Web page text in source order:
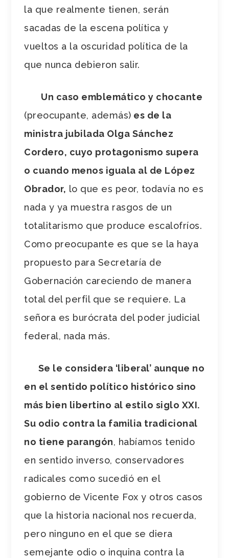
la que realmente tienen, serán
sacadas de la escena política y
vueltos a la oscuridad política de la
que nunca debieron salir.
Un caso emblemático y chocante
(preocupante, además) es de la
ministra jubilada Olga Sánchez
Cordero, cuyo protagonismo supera
o cuando menos iguala al de López
Obrador, lo que es peor, todavía no es
nada y ya muestra rasgos de un
totalitarismo que produce escalofríos.
Como preocupante es que se la haya
propuesto para Secretaría de
Gobernación careciendo de manera
total del perfil que se requiere. La
señora es burócrata del poder judicial
federal, nada más.
Se le considera ‘liberal’ aunque no
en el sentido político histórico sino
más bien libertino al estilo siglo XXI.
Su odio contra la familia tradicional
no tiene parangón, habíamos tenido
en sentido inverso, conservadores
radicales como sucedió en el
gobierno de Vicente Fox y otros casos
que la historia nacional nos recuerda,
pero ninguno en el que se diera
semejante odio o inquina contra la